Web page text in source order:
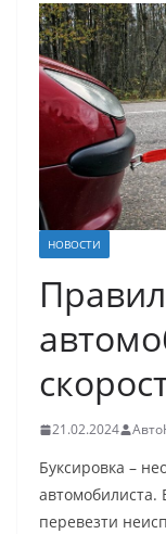
НОВОСТИ
21.02.2024
Буксировка –
автомобилиста.
перевезти